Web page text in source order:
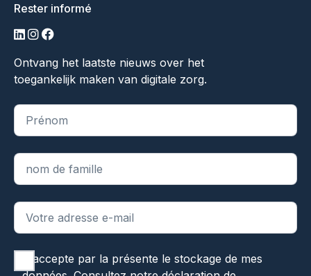
Rester informé
LinkedIn
Instagram
Facebook
Ontvang het laatste nieuws over het
toegankelijk maken van digitale zorg.
"*" indique les champs obligatoires
J'accepte par la présente le stockage de mes